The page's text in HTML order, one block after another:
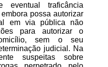
traficância
possa autorizar
em via pública não
para autorizar o
sem o seu
judicial. Na
suspeitas sobre